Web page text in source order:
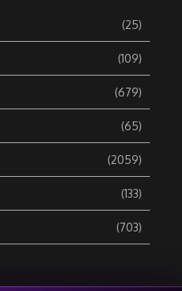
(25)
(109)
(679)
(65)
(2059)
(133)
(703)